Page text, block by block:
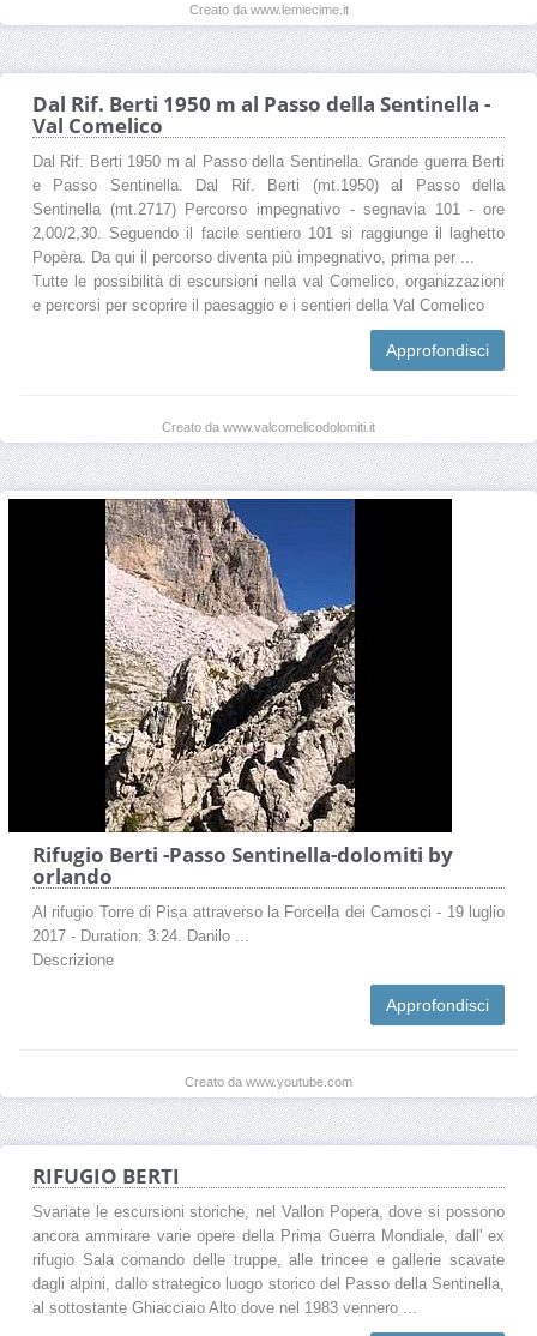
Creato da www.lemiecime.it
Dal Rif. Berti 1950 m al Passo della Sentinella -
Val Comelico
Dal Rif. Berti 1950 m al Passo della Sentinella. Grande guerra Berti
e Passo Sentinella. Dal Rif. Berti (mt.1950) al Passo della
Sentinella (mt.2717) Percorso impegnativo - segnavia 101 - ore
2,00/2,30. Seguendo il facile sentiero 101 si raggiunge il laghetto
Popèra. Da qui il percorso diventa più impegnativo, prima per ...
Tutte le possibilità di escursioni nella val Comelico, organizzazioni
e percorsi per scoprire il paesaggio e i sentieri della Val Comelico
Approfondisci
Creato da www.valcomelicodolomiti.it
Rifugio Berti -Passo Sentinella-dolomiti by
orlando
Al rifugio Torre di Pisa attraverso la Forcella dei Camosci - 19 luglio
2017 - Duration: 3:24. Danilo ...
Descrizione
Approfondisci
Creato da www.youtube.com
RIFUGIO BERTI
Svariate le escursioni storiche, nel Vallon Popera, dove si possono
ancora ammirare varie opere della Prima Guerra Mondiale, dall' ex
rifugio Sala comando delle truppe, alle trincee e gallerie scavate
dagli alpini, dallo strategico luogo storico del Passo della Sentinella,
al sottostante Ghiacciaio Alto dove nel 1983 vennero ...